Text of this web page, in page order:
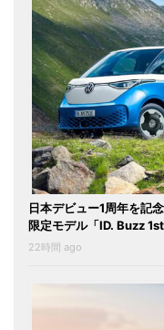
日本デビュー1周年を記
限定モデル「ID. Buzz
22時間 ago